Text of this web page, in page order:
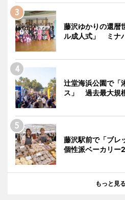
藤沢ゆかりの還暦
ル成人式」 ミナ
辻堂海浜公園で「
ス」 過去最大規
藤沢駅前で「ブ
個性派ベーカリー
もっと見る